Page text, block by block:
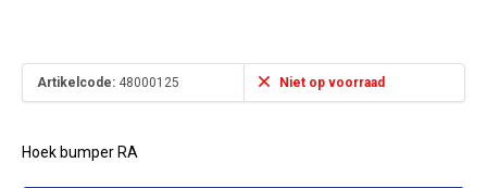
Artikelcode: 48000125 Niet op voorraad
Hoek bumper RA